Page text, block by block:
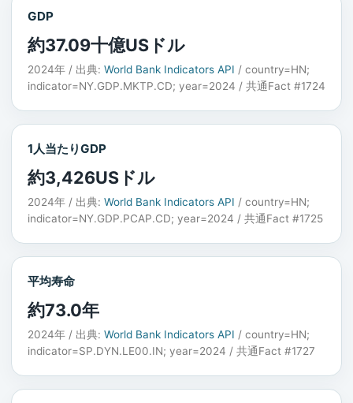
GDP
約37.09十億USドル
2024年 / 出典: World Bank Indicators API / country=HN;
indicator=NY.GDP.MKTP.CD; year=2024 / 共通Fact #1724
1人当たりGDP
約3,426USドル
2024年 / 出典: World Bank Indicators API / country=HN;
indicator=NY.GDP.PCAP.CD; year=2024 / 共通Fact #1725
平均寿命
約73.0年
2024年 / 出典: World Bank Indicators API / country=HN;
indicator=SP.DYN.LE00.IN; year=2024 / 共通Fact #1727